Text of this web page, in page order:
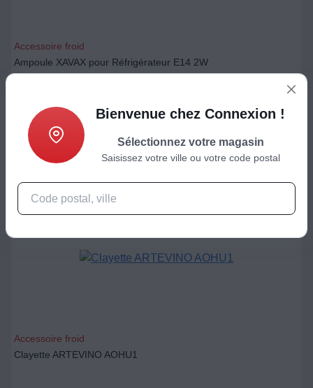
Accessoire froid
Ampoule XAVAX pour Réfrigérateur E14 2W
Accessoire froid
Clayette ARTEVINO AOHU1
Bienvenue chez Connexion !
Sélectionnez votre magasin
Saisissez votre ville ou votre code postal